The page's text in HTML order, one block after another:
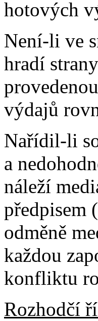
hotových
Není-li ve
hradí
výdajů
Nařídil-li
a
náleží
předpisem
odměně
každou
konfliktu
Rozhodčí